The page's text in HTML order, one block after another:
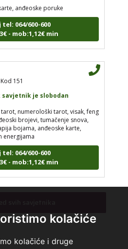
kolačiće
kolačiće i druge
anđeoske poruke
tel: 064/600-600
- mob:1,12€ min
151
savjetnik je slobodan
numerološki tarot, visak, feng
brojevi, tumačenje snova,
bojama, anđeoske karte,
energijama
tel: 064/600-600
- mob:1,12€ min
savjetnik je slobodan
crowley, visak, kristalna
čišćenje sure, izrada amajlija za